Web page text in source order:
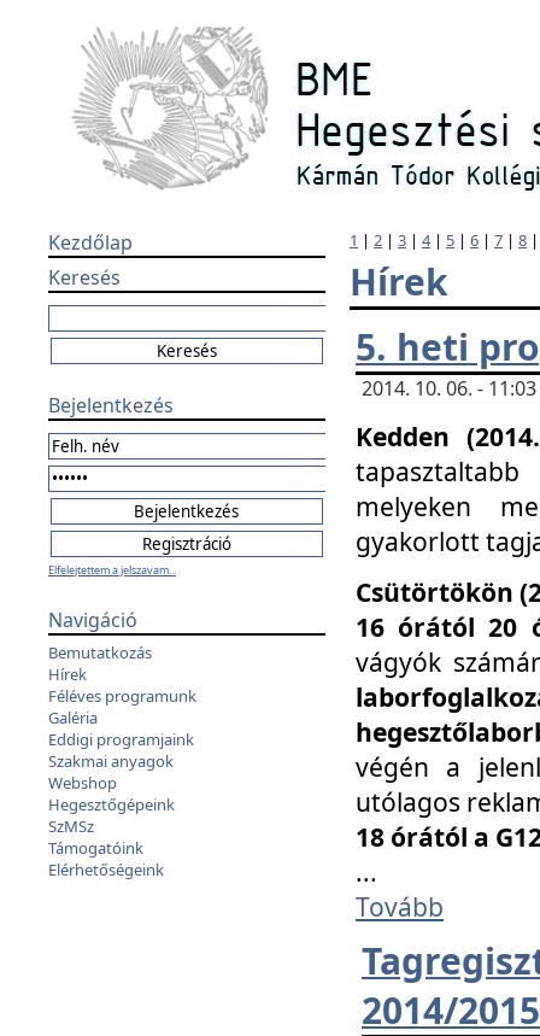
Kezdőlap
Keresés
Bejelentkezés
Elfelejtettem a jelszavam...
Navigáció
Bemutatkozás
Hírek
Féléves programunk
Galéria
Eddigi programjaink
Szakmai anyagok
Webshop
Hegesztőgépeink
SzMSz
Támogatóink
Elérhetőségeink
1 | 2 | 3 | 4| 5 | 6 | 7 | 8
Hírek
5. heti
2014. 10. 06. -
Kedden
melyeken
gyakorlott
Csütörtökön
16 órától 20
vágyók
végén a
utólagos
18 órától a
...
Tovább
2014/